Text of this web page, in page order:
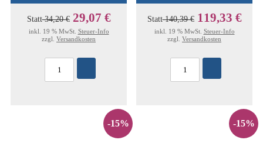
Statt34,20 € 29,07 €
inkl. 19 % MwSt. Steuer-Info
zzgl. Versandkosten
Statt140,39 € 119,33 €
inkl. 19 % MwSt. Steuer-Info
zzgl. Versandkosten
-15% -15%